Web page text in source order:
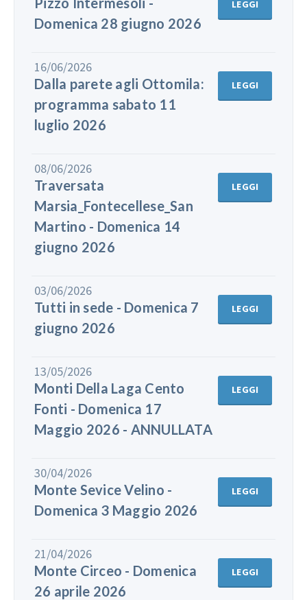
Domenica 28 giugno 2026
LEGGI
16/06/2026
Dalla parete agli Ottomila:
programma sabato 11
luglio 2026
LEGGI
08/06/2026
Traversata
Marsia_Fontecellese_San
Martino - Domenica 14
giugno 2026
LEGGI
03/06/2026
Tutti in sede - Domenica 7
giugno 2026
LEGGI
13/05/2026
Monti Della Laga Cento
Fonti - Domenica 17
Maggio 2026 - ANNULLATA
LEGGI
30/04/2026
Monte Sevice Velino -
Domenica 3 Maggio 2026
LEGGI
21/04/2026
Monte Circeo - Domenica
26 aprile 2026
LEGGI